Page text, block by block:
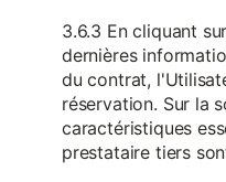
3.6.3 En cliquant
dernières
du contrat,
réservation. Sur la
caractéristiques
prestataire tiers